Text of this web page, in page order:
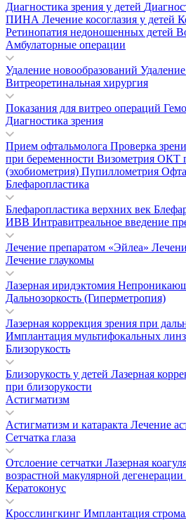
Диагностика зрения у детей
ПИНА Лечение косоглазия у детей
Ретинопатия недоношенных детей
Амбулаторные операции
Удаление новообразований
Витреоретинальная хирургия
Показания для витрео операций
Диагностика зрения
Прием офтальмолога Проверка
при беременности Визометрия ОКТ
(эхобиометрия) Пупиллометрия
Блефаропластика
Блефаропластика верхних век
ИВВ Интравитреальное введение
Лечение препаратом «Эйлеа»
Лечение глаукомы
Лазерная иридэктомия
Дальнозоркость (Гиперметропия)
Лазерная коррекция зрения при
Имплантация мультифокальных линз
Близорукость
Близорукость у детей Лазерная
при близорукости
Астигматизм
Астигматизм и катаракта Лечение
Сетчатка глаза
Отслоение сетчатки Лазерная
возрастной макулярной дегенерации
Кератоконус
Кросслингкинг Имплантация